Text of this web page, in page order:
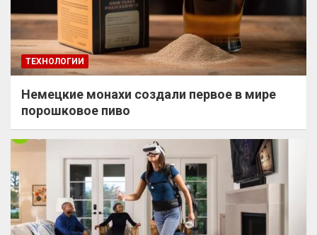
ТЕХНОЛОГИИ
Немецкие монахи создали первое в мире
порошковое пиво